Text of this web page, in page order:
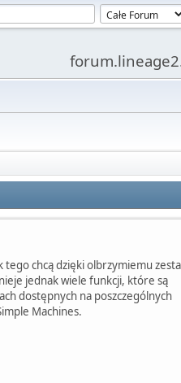
chcą dzięki olbrzymiemu
jednak wiele funkcji, które są
dostępnych na poszczególnych
Machines.